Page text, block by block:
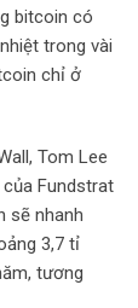
bitcoin có
trong vài
chỉ ở
Tom Lee
Fundstrat
sẽ nhanh
3,7 tỉ
tương